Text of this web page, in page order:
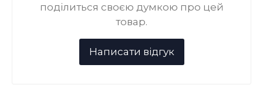
поділиться своєю думкою про цей
товар.